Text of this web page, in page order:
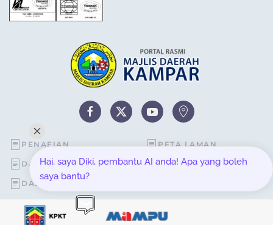
PENAFIAN
DASAR KESELAMATAN
DASAR PRIVASI
PETA LAMAN
STATISTIK PELAWAT
Hai, saya Diki, pembantu AI anda! Apa yang boleh
saya bantu?